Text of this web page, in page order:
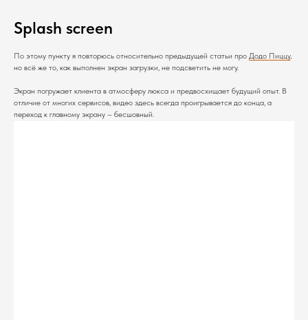
Splash screen
По этому пункту я повторюсь относительно предыдущей статьи про Додо Пиццу,
но всё же то, как выполнен экран загрузки, не подсветить не могу.
Экран погружает клиента в атмосферу люкса и предвосхищает будущий опыт. В
отличие от многих сервисов, видео здесь всегда проигрывается до конца, а
переход к главному экрану – бесшовный.